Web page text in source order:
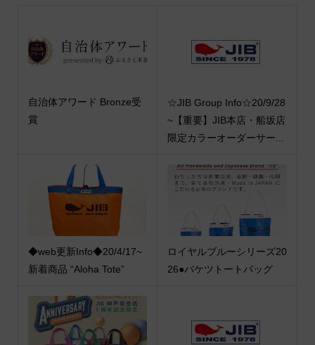
自治体アワード Bronze受
賞
☆JIB Group Info☆20/9/28
~【重要】JIB本店・船坂店
限定カラーオーダーサー...
◆web更新Info◆20/4/17~
新着商品 “Aloha Tote”
ロイヤルブルーシリーズ20
26●バケツトートバッグ